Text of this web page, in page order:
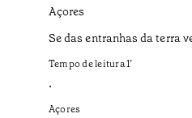
Açores
Se das entranhas da terra
Tempo de leitura1’
•
Açores